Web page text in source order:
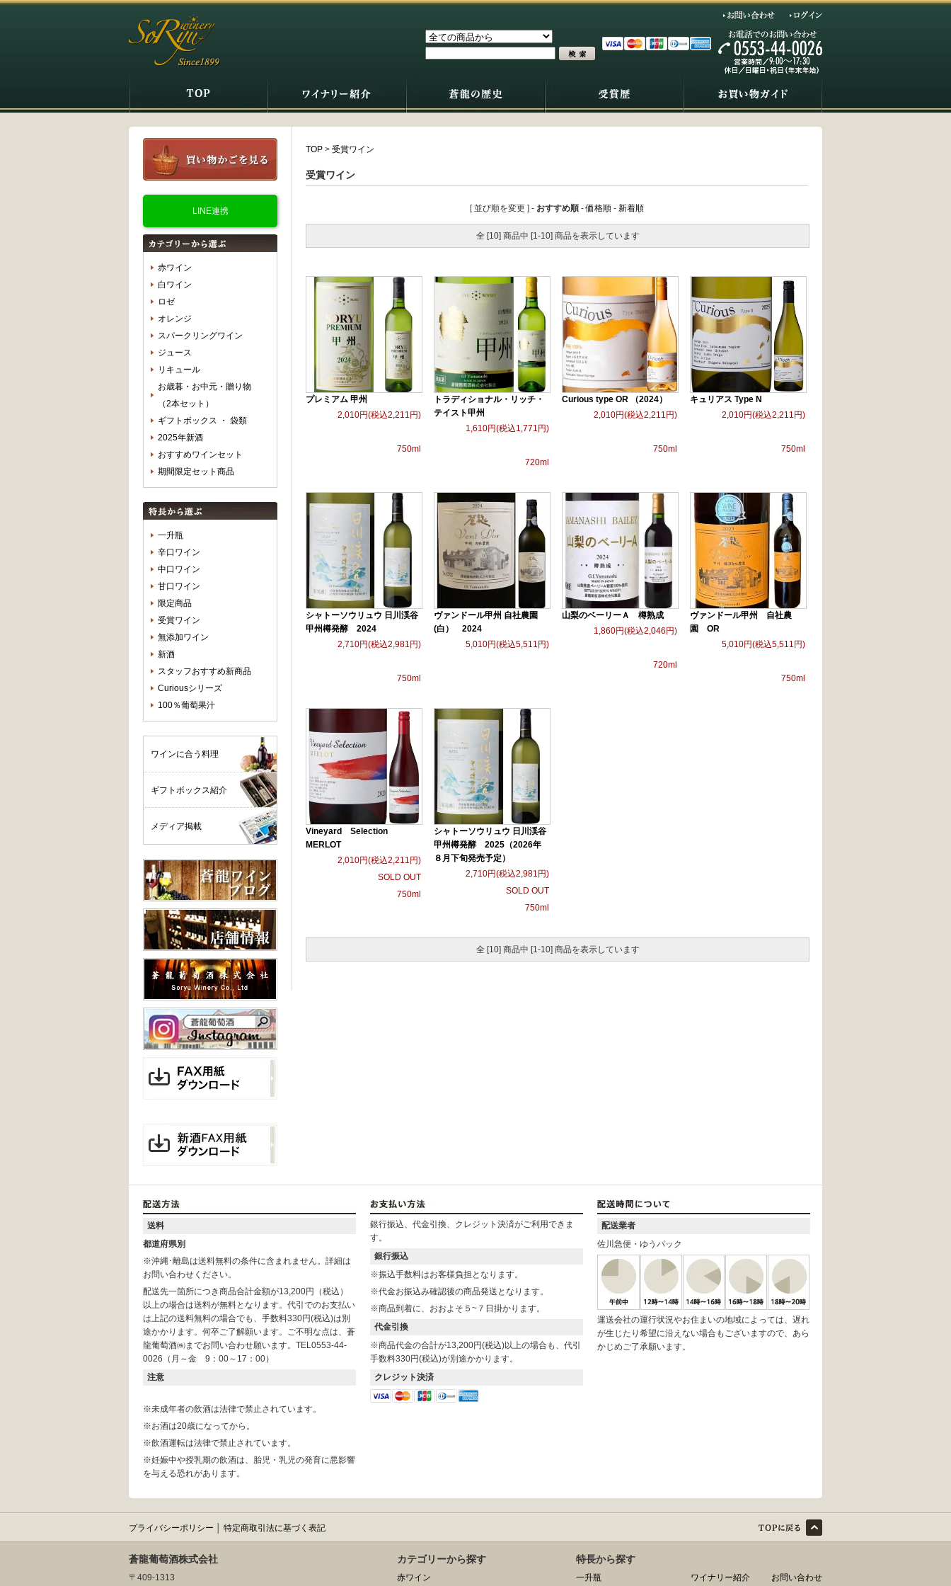
お問い合わせ
LINE連携
赤ワイン
白ワイン
ロゼ
オレンジ
スパークリングワイン
ジュース
リキュール
お歳暮・お中元・贈り物
（2本セット）
ギフトボックス ・ 袋類
2025年新酒
おすすめワインセット
期間限定セット商品
一升瓶
辛口ワイン
中口ワイン
甘口ワイン
限定商品
受賞ワイン
無添加ワイン
新酒
スタッフおすすめ新商品
Curiousシリーズ
100％葡萄果汁
ワインに合う料理
ギフトボックス紹介
メディア掲載
TOP > 受賞ワイン
受賞ワイン
[ 並び順を変更 ] - おすすめ順 -価格順 - 新着順
全 [10] 商品中 [1-10] 商品を表示しています
プレミアム 甲州
2,010円(税込2,211円)
750ml
トラディショナル・リッチ・
テイスト甲州
1,610円(税込1,771円)
720ml
Curious type OR （2024）
2,010円(税込2,211円)
750ml
キュリアス Type N
2,010円(税込2,211円)
750ml
シャトーソウリュウ 日川渓谷
甲州樽発酵 2024
2,710円(税込2,981円)
750ml
ヴァンドール甲州 自社農園
(白） 2024
5,010円(税込5,511円)
山梨のベーリーＡ 樽熟成
1,860円(税込2,046円)
720ml
ヴァンドール甲州 自社農
園 OR
5,010円(税込5,511円)
750ml
Vineyard Selection
MERLOT
2,010円(税込2,211円)
SOLD OUT
750ml
シャトーソウリュウ 日川渓谷
甲州樽発酵 2025（2026年
８月下旬発売予定）
2,710円(税込2,981円)
SOLD OUT
750ml
全 [10] 商品中 [1-10] 商品を表示しています
送料
都道府県別
※沖縄･離島は送料無料の条件に含まれません。詳細は
お問い合わせください。
配送先一箇所につき商品合計金額が13,200円（税込）
以上の場合は送料が無料となります。代引でのお支払い
は上記の送料無料の場合でも、手数料330円(税込)は別
途かかります。何卒ご了解願います。ご不明な点は、蒼
龍葡萄酒㈱までお問い合わせ願います。TEL0553-44-
0026（月～金 9：00～17：00）
注意
※未成年者の飲酒は法律で禁止されています。
※お酒は20歳になってから。
※飲酒運転は法律で禁止されています。
※妊娠中や授乳期の飲酒は、胎児・乳児の発育に悪影響
を与える恐れがあります。
銀行振込、代金引換、クレジット決済がご利用できま
す。
銀行振込
※振込手数料はお客様負担となります。
※代金お振込み確認後の商品発送となります。
※商品到着に、おおよそ５~７日掛かります。
代金引換
※商品代金の合計が13,200円(税込)以上の場合も、代引
手数料330円(税込)が別途かかります。
クレジット決済
配送業者
佐川急便・ゆうパック
運送会社の運行状況やお住まいの地域によっては、遅れ
が生じたり希望に沿えない場合もございますので、あら
かじめご了承願います。
プライバシーポリシー 特定商取引法に基づく表記
蒼龍葡萄酒株式会社
〒409-1313
カテゴリーから探す
赤ワイン
特長から探す
一升瓶 ワイナリー紹介 お問い合わせ